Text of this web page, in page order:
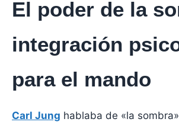
El poder de la
integración
para el mando
Carl Jung hablaba de «la